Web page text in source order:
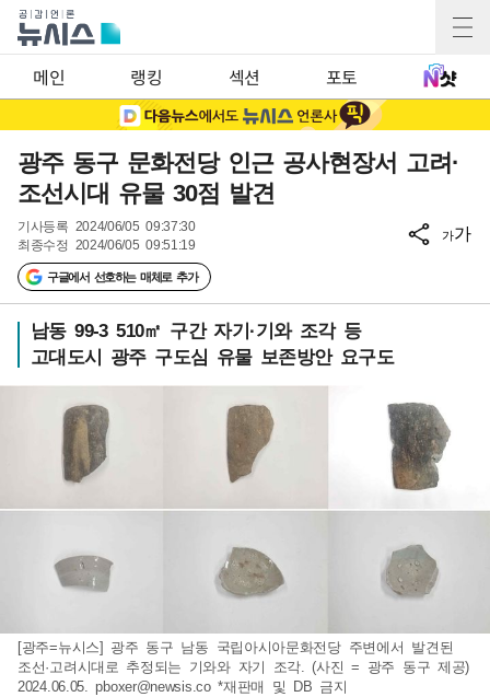
메인 랭킹 섹션 포토
광주 동구 문화전당 인근 공사현장서 고려·
조선시대 유물 30점 발견
기사등록 2024/06/05 09:37:30
최종수정 2024/06/05 09:51:19
구글에서 선호하는 매체로 추가
가가
남동 99-3 510㎡ 구간 자기·기와 조각 등
고대도시 광주 구도심 유물 보존방안 요구도
[광주=뉴시스] 광주 동구 남동 국립아시아문화전당 주변에서 발견된
조선·고려시대로 추정되는 기와와 자기 조각. (사진 = 광주 동구 제공)
2024.06.05.pboxer@newsis.co*재판매 및 DB 금지